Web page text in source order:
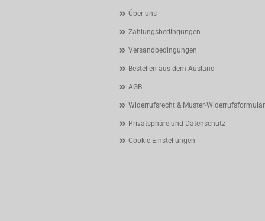
Über uns
Zahlungsbedingungen
Versandbedingungen
Bestellen aus dem Ausland
AGB
Widerrufsrecht & Muster-Widerrufsformular
Privatsphäre und Datenschutz
Cookie Einstellungen